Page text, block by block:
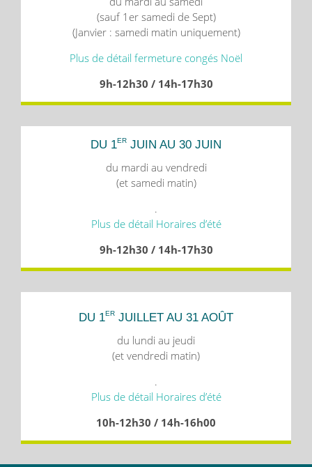
(sauf 1er samedi de Sept)
(Janvier : samedi matin uniquement)
Plus de détail fermeture congés Noël
9h-12h30 / 14h-17h30
DU 1ER JUIN AU 30 JUIN
du mardi au vendredi
(et samedi matin)
.
Plus de détail Horaires d’été
9h-12h30 / 14h-17h30
DU 1ER JUILLET AU 31 AOÛT
du lundi au jeudi
(et vendredi matin)
.
Plus de détail Horaires d’été
10h-12h30 / 14h-16h00